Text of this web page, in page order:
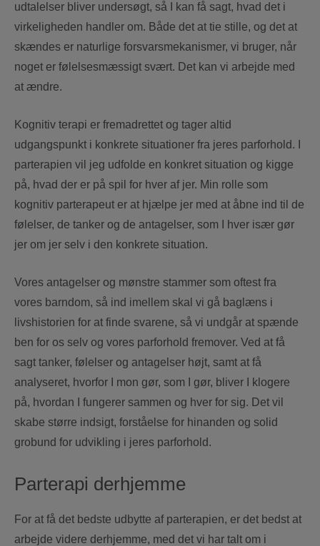
udtalelser bliver undersøgt, så I kan få sagt, hvad det i
virkeligheden handler om. Både det at tie stille, og det at
skændes er naturlige forsvarsmekanismer, vi bruger, når
noget er følelsesmæssigt svært. Det kan vi arbejde med
at ændre.
Kognitiv terapi er fremadrettet og tager altid
udgangspunkt i konkrete situationer fra jeres parforhold. I
parterapien vil jeg udfolde en konkret situation og kigge
på, hvad der er på spil for hver af jer. Min rolle som
kognitiv parterapeut er at hjælpe jer med at åbne ind til de
følelser, de tanker og de antagelser, som I hver især gør
jer om jer selv i den konkrete situation.
Vores antagelser og mønstre stammer som oftest fra
vores barndom, så ind imellem skal vi gå baglæns i
livshistorien for at finde svarene, så vi undgår at spænde
ben for os selv og vores parforhold fremover. Ved at få
sagt tanker, følelser og antagelser højt, samt at få
analyseret, hvorfor I mon gør, som I gør, bliver I klogere
på, hvordan I fungerer sammen og hver for sig. Det vil
skabe større indsigt, forståelse for hinanden og solid
grobund for udvikling i jeres parforhold.
Parterapi derhjemme
For at få det bedste udbytte af parterapien, er det bedst at
arbejde videre derhjemme, med det vi har talt om i